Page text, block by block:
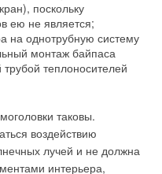
поскольку
ею не является;
на однотрубную систему
монтаж байпаса
теплоносителей
таковы.
воздействию
лучей и не должна
интерьера,
заглушка
Royal Thermo
бюро